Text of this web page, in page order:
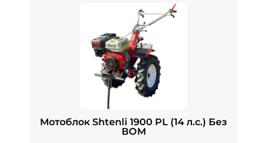
Мотоблок Shtenli 1900 PL (14 л.с.) Без
ВОМ